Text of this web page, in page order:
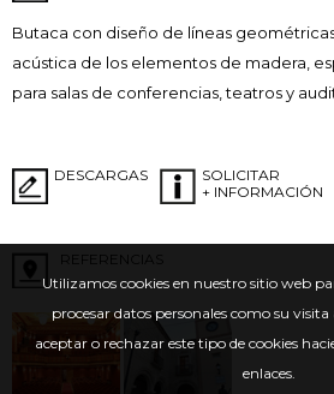
Utilizamos cookies en nuestro sitio web
procesar datos personales como su
aceptar o rechazar este tipo de cookies
enlaces.
Butaca con diseño de líneas
acústica de los elementos de madera,
para salas de conferencias, teatros y
DESCARGAS
SOLICITAR
+ INFORMACIÓN
REFERENCIAS